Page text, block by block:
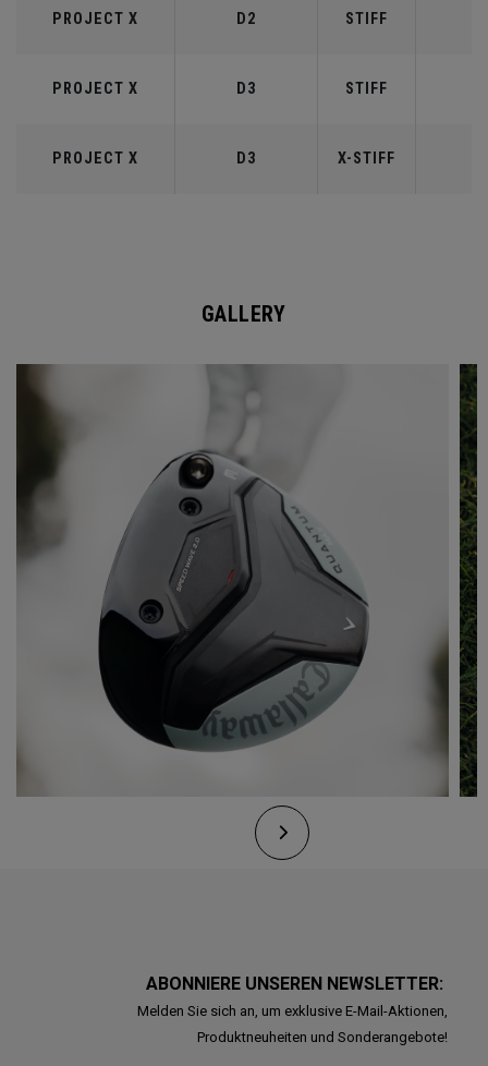
PROJECT X D2 STIFF
PROJECT X D3 STIFF
PROJECT X D3 X-STIFF
GALLERY
ABONNIERE UNSEREN NEWSLETTER:
Melden Sie sich an, um exklusive E-Mail-Aktionen,
Produktneuheiten und Sonderangebote!